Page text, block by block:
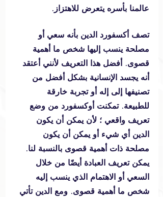
عالمنا بأسره يتعرض للاهتزاز.
تصف أكسفورد الدين بأنه سعي أو
مصلحة ينسب إليها شخص ما أهمية
قصوى. أفضل هذا التعريف لأنني أعتقد
أنه يجسد الإنسانية بشكل أفضل من
تصنيفها إلى إله أو تجربة خارقة
للطبيعة. تمكنت أوكسفورد من وضع
تعريف واقعي ؛ لأن يمكن أن يكون
الدين أي شيء أو يمكن أن يكون
مصلحة ذات أهمية قصوى بالنسبة لنا.
يمكن تعريف العبادة أيضًا من خلال
السعي أو الاهتمام الذي ينسب إليه
شخص ما أهمية قصوى. ومع الدين تأتي